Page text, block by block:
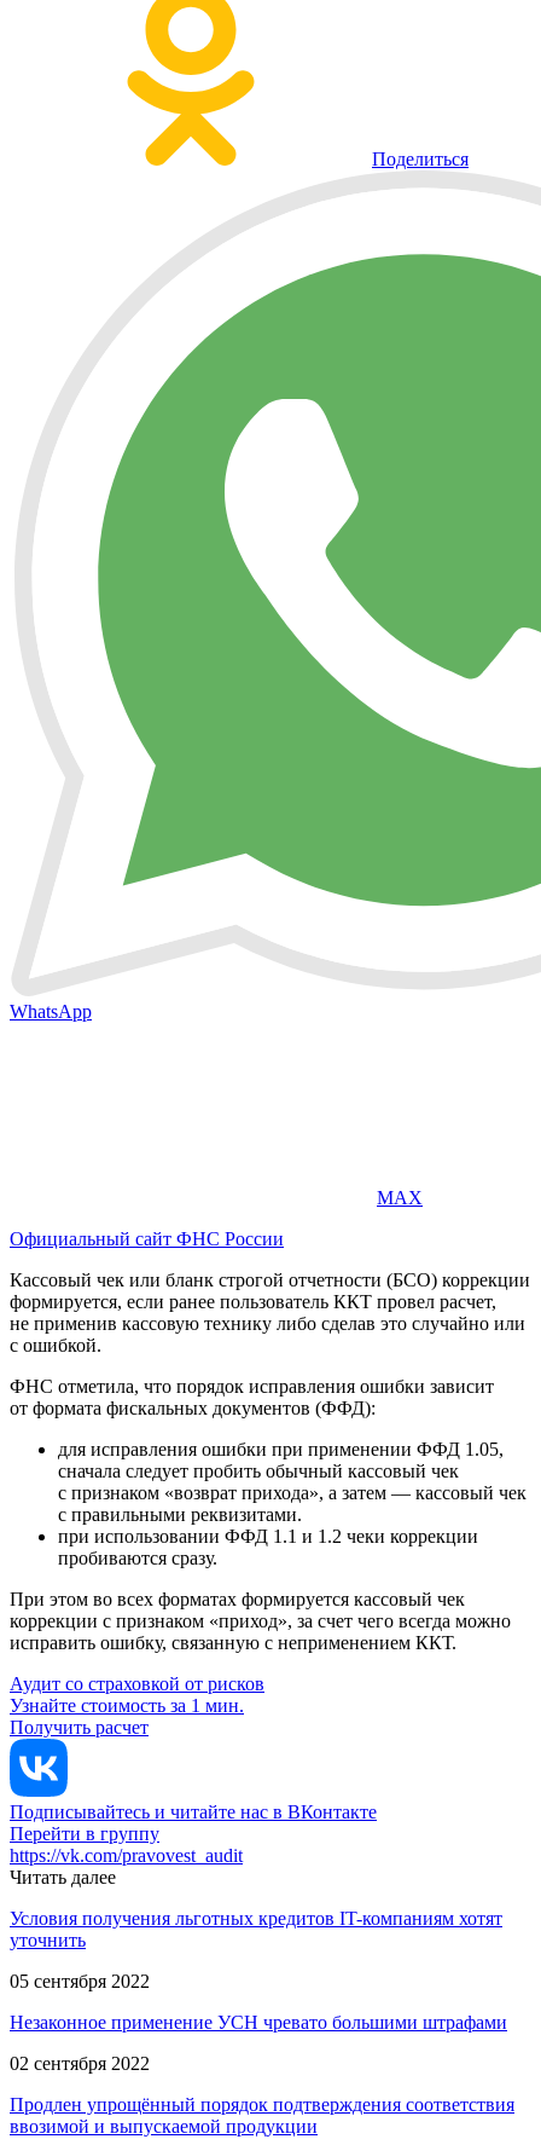
Поделиться
WhatsApp
MAX
Официальный сайт ФНС России
Кассовый чек или бланк строгой отчетности (БСО) коррекции
формируется, если ранее пользователь ККТ провел расчет,
не применив кассовую технику либо сделав это случайно или
с ошибкой.
ФНС отметила, что порядок исправления ошибки зависит
от формата фискальных документов (ФФД):
для исправления ошибки при применении ФФД 1.05,
сначала следует пробить обычный кассовый чек
с признаком «возврат прихода», а затем — кассовый чек
с правильными реквизитами.
при использовании ФФД 1.1 и 1.2 чеки коррекции
пробиваются сразу.
При этом во всех форматах формируется кассовый чек
коррекции с признаком «приход», за счет чего всегда можно
исправить ошибку, связанную с неприменением ККТ.
Аудит со страховкой от рисков
Узнайте стоимость за 1 мин.
Получить расчет
Подписывайтесь и читайте нас в ВКонтакте
Перейти в группу
https://vk.com/pravovest_audit
Читать далее
Условия получения льготных кредитов IT-компаниям хотят
уточнить
05 сентября 2022
Незаконное применение УСН чревато большими штрафами
02 сентября 2022
Продлен упрощённый порядок подтверждения соответствия
ввозимой и выпускаемой продукции